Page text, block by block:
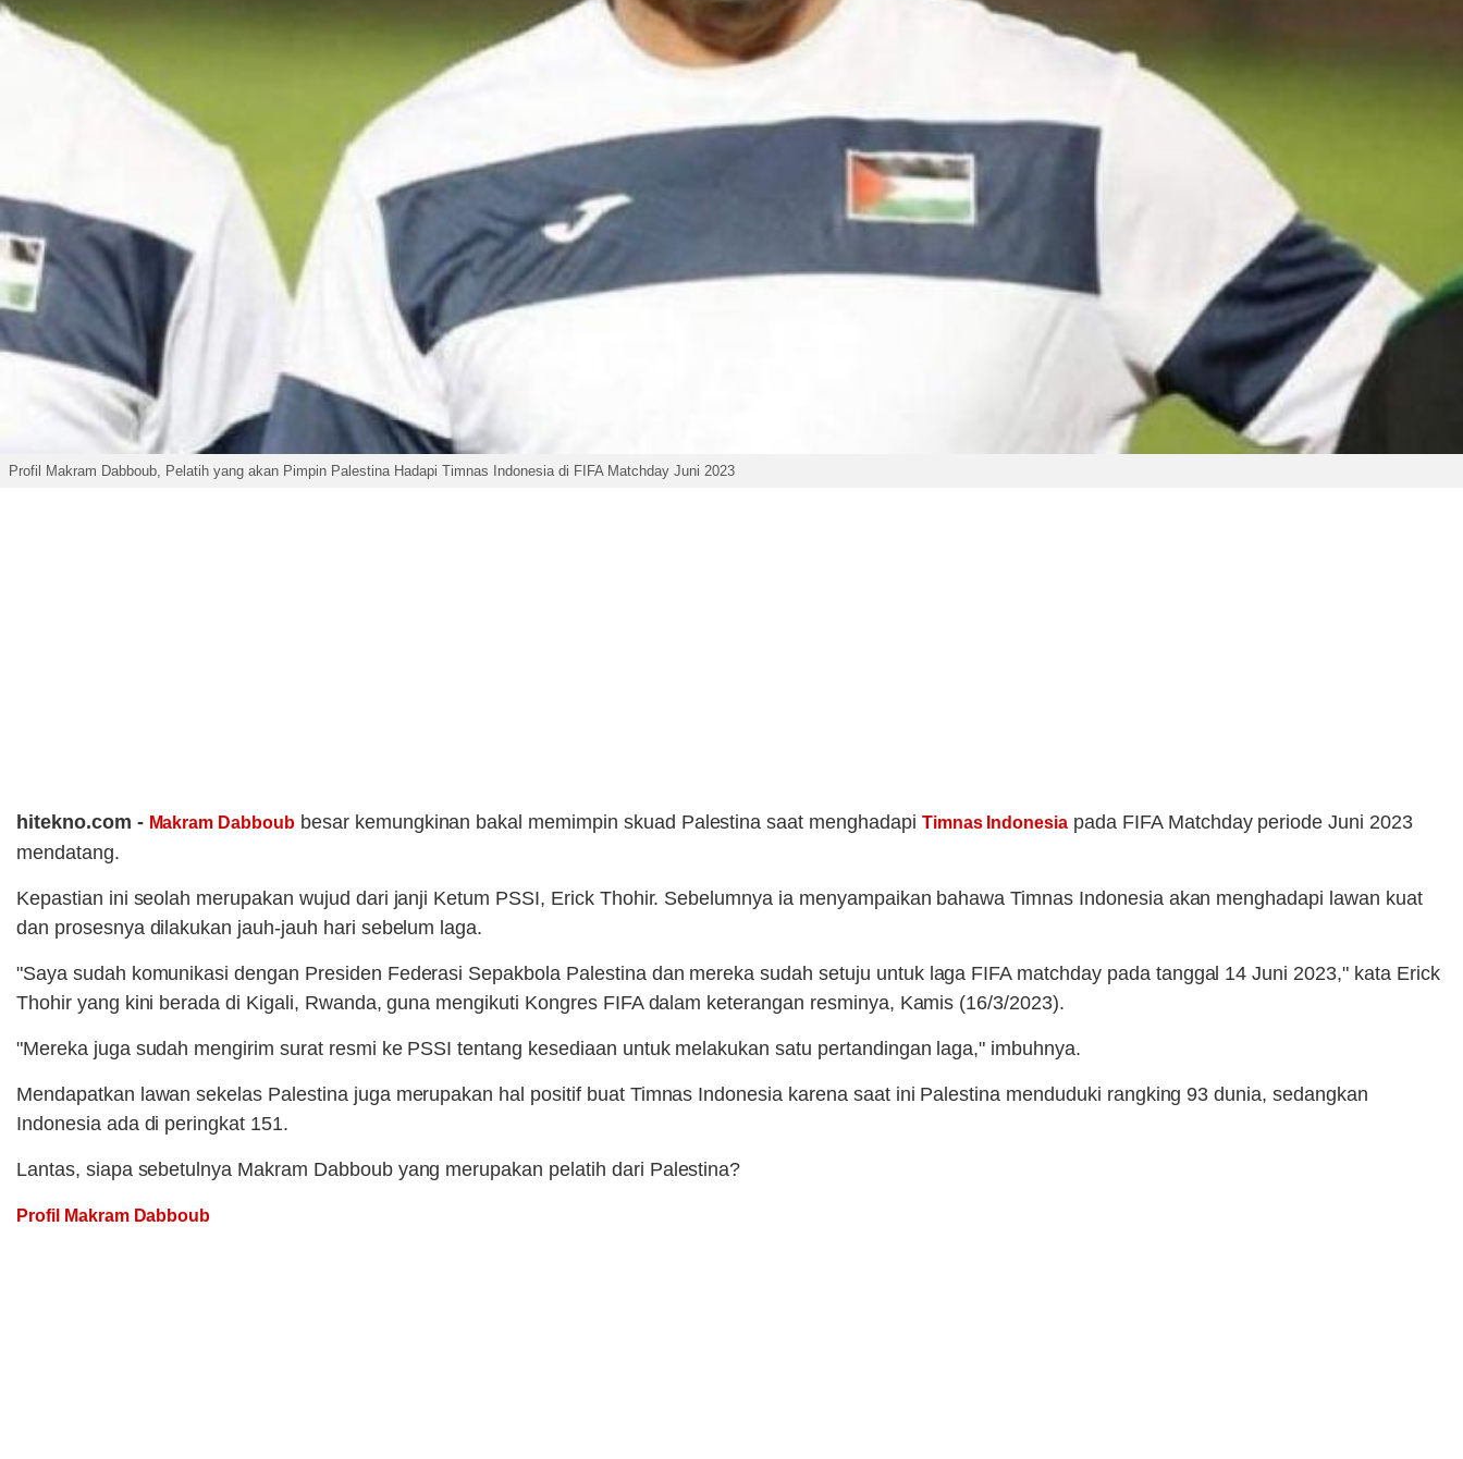
Profil Makram Dabboub, Pelatih yang akan Pimpin Palestina Hadapi Timnas Indonesia di FIFA Matchday Juni 2023
hitekno.com - Makram Dabboub besar kemungkinan bakal memimpin skuad Palestina saat menghadapi Timnas Indonesia pada FIFA Matchday periode Juni 2023
mendatang.
Kepastian ini seolah merupakan wujud dari janji Ketum PSSI, Erick Thohir. Sebelumnya ia menyampaikan bahawa Timnas Indonesia akan menghadapi lawan kuat
dan prosesnya dilakukan jauh-jauh hari sebelum laga.
"Saya sudah komunikasi dengan Presiden Federasi Sepakbola Palestina dan mereka sudah setuju untuk laga FIFA matchday pada tanggal 14 Juni 2023," kata Erick
Thohir yang kini berada di Kigali, Rwanda, guna mengikuti Kongres FIFA dalam keterangan resminya, Kamis (16/3/2023).
"Mereka juga sudah mengirim surat resmi ke PSSI tentang kesediaan untuk melakukan satu pertandingan laga," imbuhnya.
Mendapatkan lawan sekelas Palestina juga merupakan hal positif buat Timnas Indonesia karena saat ini Palestina menduduki rangking 93 dunia, sedangkan
Indonesia ada di peringkat 151.
Lantas, siapa sebetulnya Makram Dabboub yang merupakan pelatih dari Palestina?
Profil Makram Dabboub